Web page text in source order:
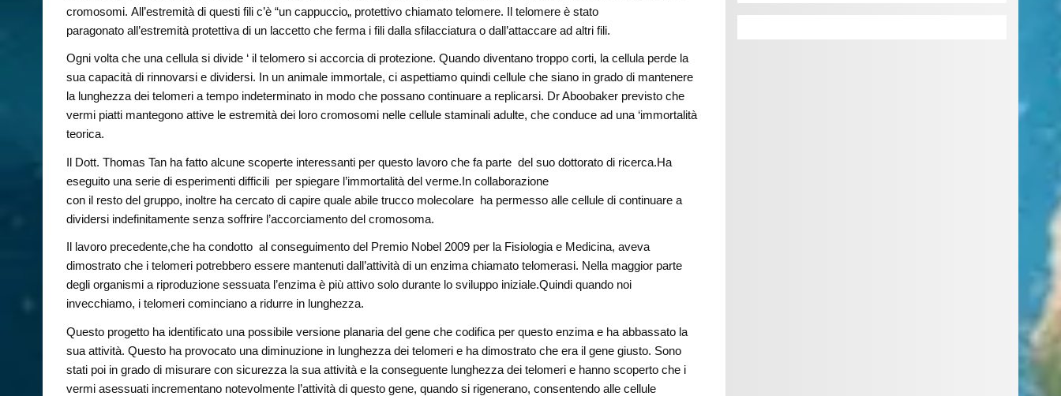
cromosomi. All’estremità di questi fili c’è “un cappuccio„ protettivo chiamato telomere. Il telomere è stato
paragonato all’estremità protettiva di un laccetto che ferma i fili dalla sfilacciatura o dall’attaccare ad altri fili.
Ogni volta che una cellula si divide ‘ il telomero si accorcia di protezione. Quando diventano troppo corti, la cellula perde la
sua capacità di rinnovarsi e dividersi. In un animale immortale, ci aspettiamo quindi cellule che siano in grado di mantenere
la lunghezza dei telomeri a tempo indeterminato in modo che possano continuare a replicarsi. Dr Aboobaker previsto che
vermi piatti mantegono attive le estremità dei loro cromosomi nelle cellule staminali adulte, che conduce ad una ‘immortalità
teorica.
Il Dott. Thomas Tan ha fatto alcune scoperte interessanti per questo lavoro che fa parte del suo dottorato di ricerca.Ha
eseguito una serie di esperimenti difficili per spiegare l’immortalità del verme.In collaborazione
con il resto del gruppo, inoltre ha cercato di capire quale abile trucco molecolare ha permesso alle cellule di continuare a
dividersi indefinitamente senza soffrire l’accorciamento del cromosoma.
Il lavoro precedente,che ha condotto al conseguimento del Premio Nobel 2009 per la Fisiologia e Medicina, aveva
dimostrato che i telomeri potrebbero essere mantenuti dall’attività di un enzima chiamato telomerasi. Nella maggior parte
degli organismi a riproduzione sessuata l’enzima è più attivo solo durante lo sviluppo iniziale.Quindi quando noi
invecchiamo, i telomeri cominciano a ridurre in lunghezza.
Questo progetto ha identificato una possibile versione planaria del gene che codifica per questo enzima e ha abbassato la
sua attività. Questo ha provocato una diminuzione in lunghezza dei telomeri e ha dimostrato che era il gene giusto. Sono
stati poi in grado di misurare con sicurezza la sua attività e la conseguente lunghezza dei telomeri e hanno scoperto che i
vermi asessuati incrementano notevolmente l’attività di questo gene, quando si rigenerano, consentendo alle cellule